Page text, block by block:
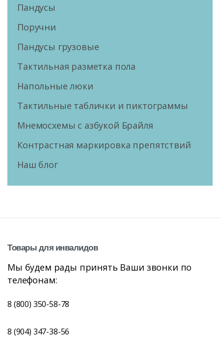
Пандусы
Поручни
Пандусы грузовые
Тактильная разметка пола
Напольные люки
Тактильные таблички и пиктограммы
Мнемосхемы с азбукой Брайля
Контрастная маркировка препятствий
Наш блог
Товарыдля инвалидов
Мы будем рады принять Ваши звонки по
телефонам:
8 (800) 350-58-78
8 (904) 347-38-56